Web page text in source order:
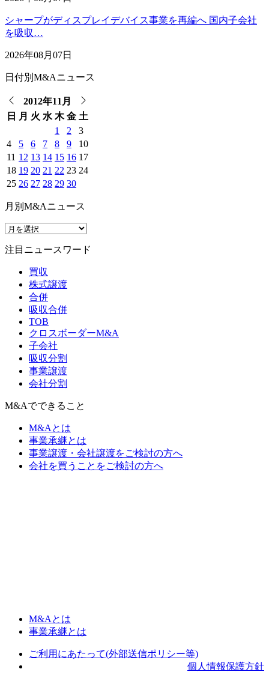
シャープがディスプレイデバイス事業を再編へ 国内子会社
を吸収…
2026年08月07日
日付別M&Aニュース
2012年11月
日
月 火 水 木 金 土
1
2
3
4
5 6 7 8 9
10
11 12 13 14 15 16 17
18 19 20 21 22 23 24
25 26 27 28 29 30
月別M&Aニュース
注目ニュースワード
買収
株式譲渡
合併
吸収合併
TOB
クロスボーダーM&A
子会社
吸収分割
事業譲渡
会社分割
M&Aでできること
M&Aとは
事業承継とは
事業譲渡・会社譲渡をご検討の方へ
会社を買うことをご検討の方へ
M&Aとは
事業承継とは
ご利用にあたって(外部送信ポリシー等)
個人情報保護方針